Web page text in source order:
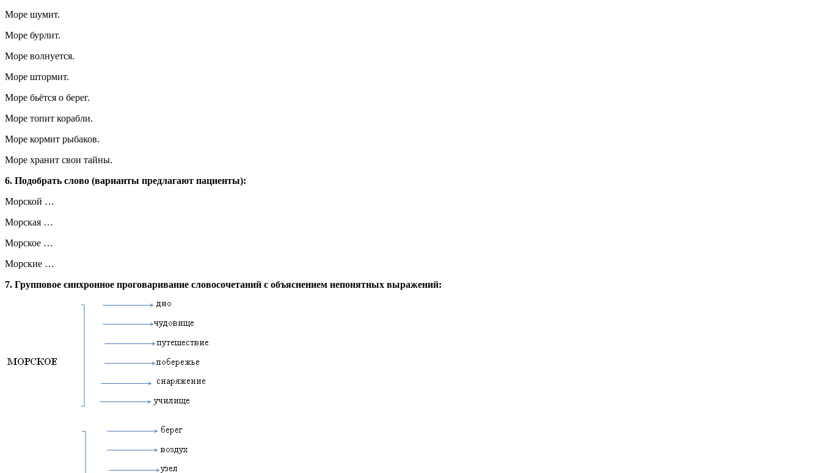
Море шумит.
Море бурлит.
Море волнуется.
Море штормит.
Море бьётся о берег.
Море топит корабли.
Море кормит рыбаков.
Море хранит свои тайны.
6. Подобрать слово (варианты предлагают пациенты):
Морской …
Морская …
Морское …
Морские …
7. Групповое синхронное проговаривание словосочетаний с объяснением непонятных выражений: